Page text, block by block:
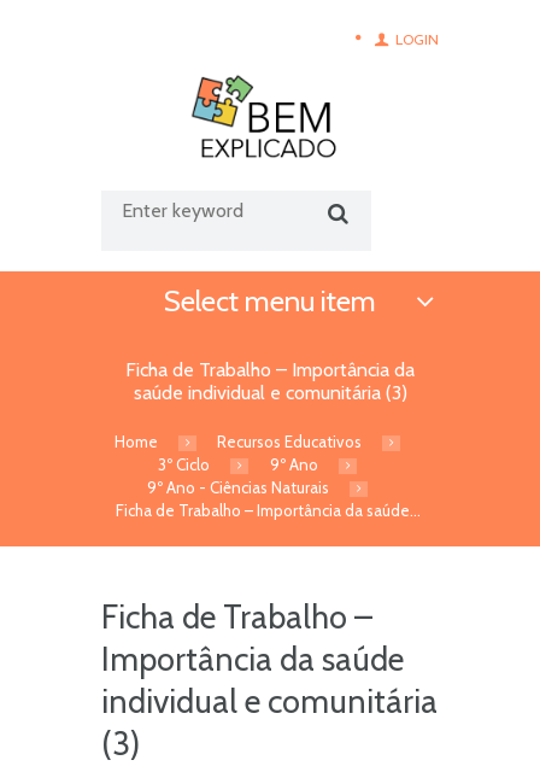
LOGIN
Select menu item
Ficha de Trabalho – Importância da
saúde individual e comunitária (3)
Home
Recursos Educativos
3º Ciclo
9º Ano
9º Ano - Ciências Naturais
Ficha de Trabalho – Importância da saúde...
Ficha de Trabalho –
Importância da saúde
individual e comunitária
(3)